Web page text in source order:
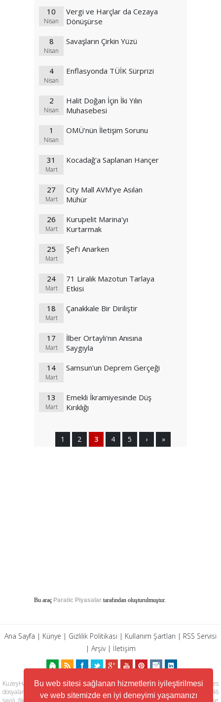
Bu web sitesi sağlanan hizmetlerin iyileştirilmesi
ve web sitemizde en iyi deneyimi yaşamanızı
10
Nisan
Vergi ve Harçlar da Cezaya
Dönüşürse
8
Nisan
Savaşların Çirkin Yüzü
4
Nisan
Enflasyonda TÜİK Sürprizi
2
Nisan
Halit Doğan İçin İki Yılın
Muhasebesi
1
Nisan
OMÜ'nün İletişim Sorunu
31
Mart
Kocadağ'a Saplanan Hançer
27
Mart
City Mall AVM'ye Asılan
Mühür
26
Mart
Kurupelit Marina'yı
Kurtarmak
25
Mart
Şef'i Anarken
24
Mart
71 Liralık Mazotun Tarlaya
Etkisi
18
Mart
Çanakkale Bir Diriliştir
17
Mart
İlber Ortaylı'nın Anısına
Saygıyla
14
Mart
Samsun'un Deprem Gerçeği
13
Mart
Emekli İkramiyesinde Düş
Kırıklığı
1 2 3 4 5 › »
Bu araç Paratic Piyasalar tarafından oluşturulmuştur.
Ana Sayfa | Künye | Gizlilik Politikası | Kullanım Şartları | RSS Servisi
| Arşiv| İletişim
KuzeyHaber.com sitesinde yer alan tüm yazılar, materyaller, resimler, ses
dosyaları, animasyonlar, videolar, tasarım ve düzenlemelerin telif hakları 5846